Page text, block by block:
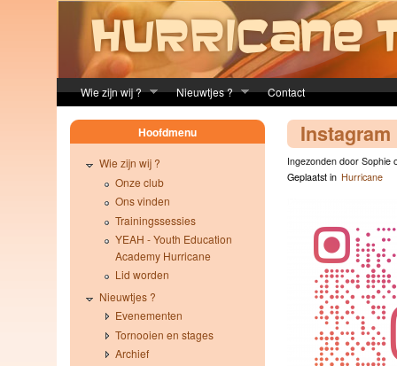
Wie zijn wij ? Nieuwtjes ? Contact
Instagram
Ingezonden door Sophie
Geplaatst in Hurricane
Hoofdmenu
Wie zijn wij ?
Onze club
Ons vinden
Trainingssessies
YEAH - Youth Education
Academy Hurricane
Lid worden
Nieuwtjes ?
Evenementen
Tornooien en stages
Archief